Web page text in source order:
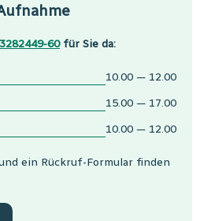
60für Sie da:
10.00 — 12.00
15.00 — 17.00
10.00 — 12.00
ein Rückruf-Formular finden